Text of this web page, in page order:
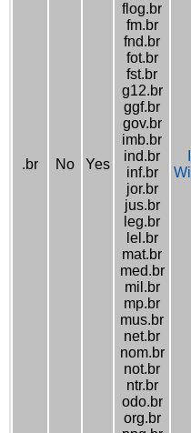
.br No Yes
flog.br
fm.br
fnd.br
fot.br
fst.br
g12.br
ggf.br
gov.br
imb.br
ind.br
inf.br
jor.br
jus.br
leg.br
lel.br
mat.br
med.br
mil.br
mp.br
mus.br
net.br
nom.br
not.br
ntr.br
odo.br
org.br